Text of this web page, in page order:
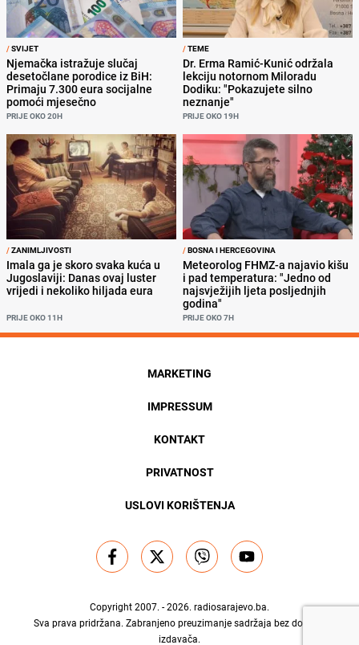
/SVIJET
Njemačka istražuje slučaj
desetočlane porodice iz BiH:
Primaju 7.300 eura socijalne
pomoći mjesečno
PRIJE OKO 20H
/TEME
Dr. Erma Ramić-Kunić održala
lekciju notornom Miloradu
Dodiku: "Pokazujete silno
neznanje"
PRIJE OKO 19H
/ZANIMLJIVOSTI
Imala ga je skoro svaka kuća u
Jugoslaviji: Danas ovaj luster
vrijedi i nekoliko hiljada eura
PRIJE OKO 11H
/BOSNA I HERCEGOVINA
Meteorolog FHMZ-a najavio kišu
i pad temperatura: "Jedno od
najsvježijih ljeta posljednjih
godina"
PRIJE OKO 7H
MARKETING
IMPRESSUM
KONTAKT
PRIVATNOST
USLOVI KORIŠTENJA
Copyright 2007. - 2026. radiosarajevo.ba.
Sva prava pridržana. Zabranjeno preuzimanje sadržaja bez dozvole
izdavača.